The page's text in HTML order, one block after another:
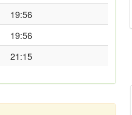
19:56
19:56
21:15